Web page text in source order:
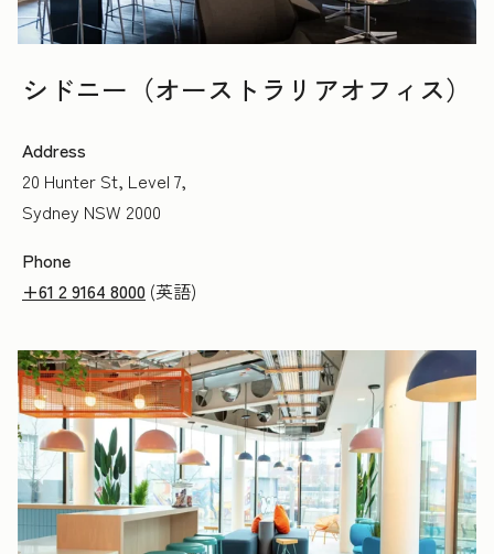
シドニー（オーストラリアオフィス）
Address
20 Hunter St, Level 7,
Sydney NSW 2000
Phone
+61 2 9164 8000 (英語)